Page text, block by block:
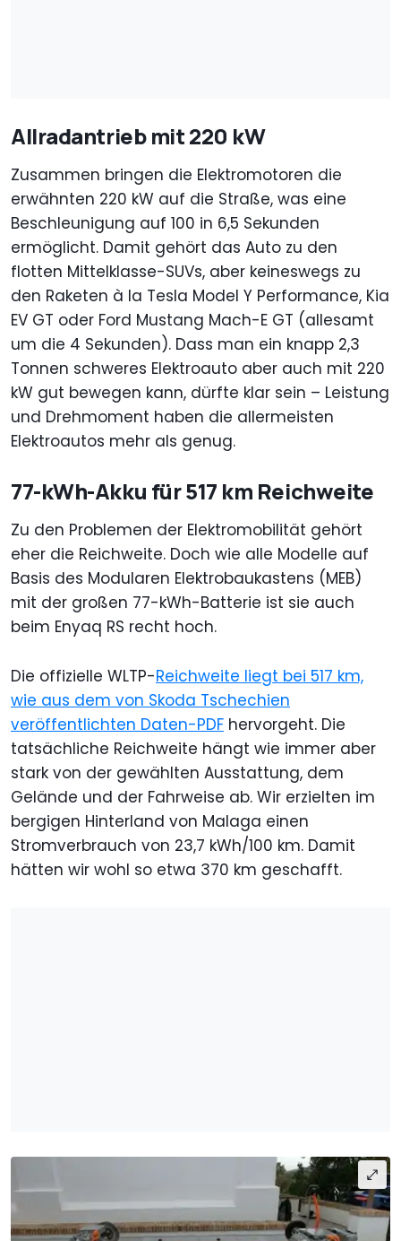
Allradantrieb mit 220 kW
Zusammen bringen die Elektromotoren die
erwähnten 220 kW auf die Straße, was eine
Beschleunigung auf 100 in 6,5 Sekunden
ermöglicht. Damit gehört das Auto zu den
flotten Mittelklasse-SUVs, aber keineswegs zu
den Raketen à la Tesla Model Y Performance, Kia
EV GT oder Ford Mustang Mach-E GT (allesamt
um die 4 Sekunden). Dass man ein knapp 2,3
Tonnen schweres Elektroauto aber auch mit 220
kW gut bewegen kann, dürfte klar sein – Leistung
und Drehmoment haben die allermeisten
Elektroautos mehr als genug.
77-kWh-Akku für 517 km Reichweite
Zu den Problemen der Elektromobilität gehört
eher die Reichweite. Doch wie alle Modelle auf
Basis des Modularen Elektrobaukastens (MEB)
mit der großen 77-kWh-Batterie ist sie auch
beim Enyaq RS recht hoch.
Die offizielle WLTP-Reichweite liegt bei 517 km,
wie aus dem von Skoda Tschechien
veröffentlichten Daten-PDF hervorgeht. Die
tatsächliche Reichweite hängt wie immer aber
stark von der gewählten Ausstattung, dem
Gelände und der Fahrweise ab. Wir erzielten im
bergigen Hinterland von Malaga einen
Stromverbrauch von 23,7 kWh/100 km. Damit
hätten wir wohl so etwa 370 km geschafft.